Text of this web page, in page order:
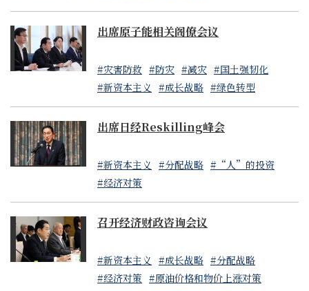
出席原子能相关阁僚会议
#灾害防救 #防灾 #减灾 #国土强韧化
#新资本主义 #成长战略 #绿色转型
出席日经Reskilling峰会
#新资本主义 #分配战略 #“人”的投资
#经济对策
召开经济财政咨询会议
#新资本主义 #成长战略 #分配战略
#经济对策 #原油价格和物价上涨对策